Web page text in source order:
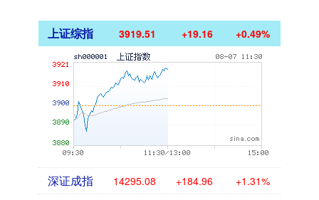
上证综指 3919.51 +19.16 +0.49%
深证成指 14295.08 +184.96 +1.31%